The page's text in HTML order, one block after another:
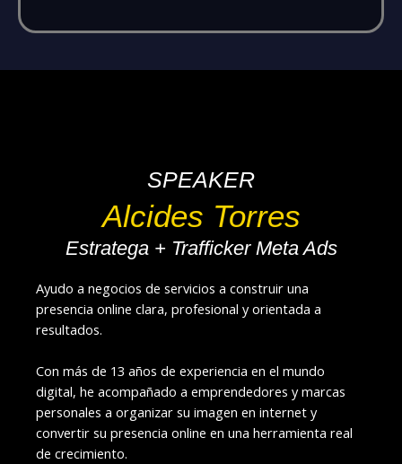
SPEAKER
Alcides Torres
Estratega + Trafficker Meta Ads
Ayudo a negocios de servicios a construir una
presencia online clara, profesional y orientada a
resultados.
Con más de 13 años de experiencia en el mundo
digital, he acompañado a emprendedores y marcas
personales a organizar su imagen en internet y
convertir su presencia online en una herramienta real
de crecimiento.